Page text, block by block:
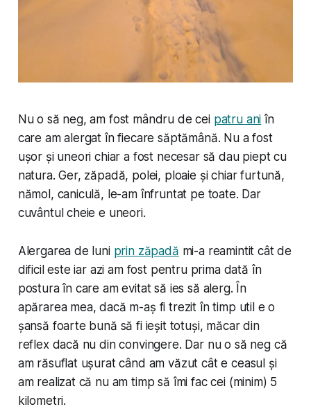
Nu o să neg, am fost mândru de cei patru ani în
care am alergat în fiecare săptămână. Nu a fost
ușor și uneori chiar a fost necesar să dau piept cu
natura. Ger, zăpadă, polei, ploaie și chiar furtună,
nămol, caniculă, le-am înfruntat pe toate. Dar
cuvântul cheie e uneori.
Alergarea de luni prin zăpadă mi-a reamintit cât de
dificil este iar azi am fost pentru prima dată în
postura în care am evitat să ies să alerg. În
apărarea mea, dacă m-aș fi trezit în timp util e o
șansă foarte bună să fi ieșit totuși, măcar din
reflex dacă nu din convingere. Dar nu o să neg că
am răsuflat ușurat când am văzut cât e ceasul și
am realizat că nu am timp să îmi fac cei (minim) 5
kilometri.